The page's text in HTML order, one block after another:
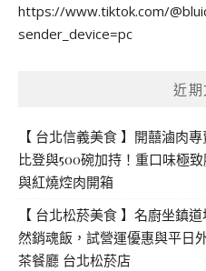
鍵
字:
https://www.tiktok.com/
sender_device=pc
近
【 台北信義美食 】開囍滷肉
比登與500碗加持！重口味極
與紅燒焢肉開箱
【 台北松菸美食 】名廚坐鎮
然銷魂飯，試營運優惠與平日
茶餐廳 台北松菸店